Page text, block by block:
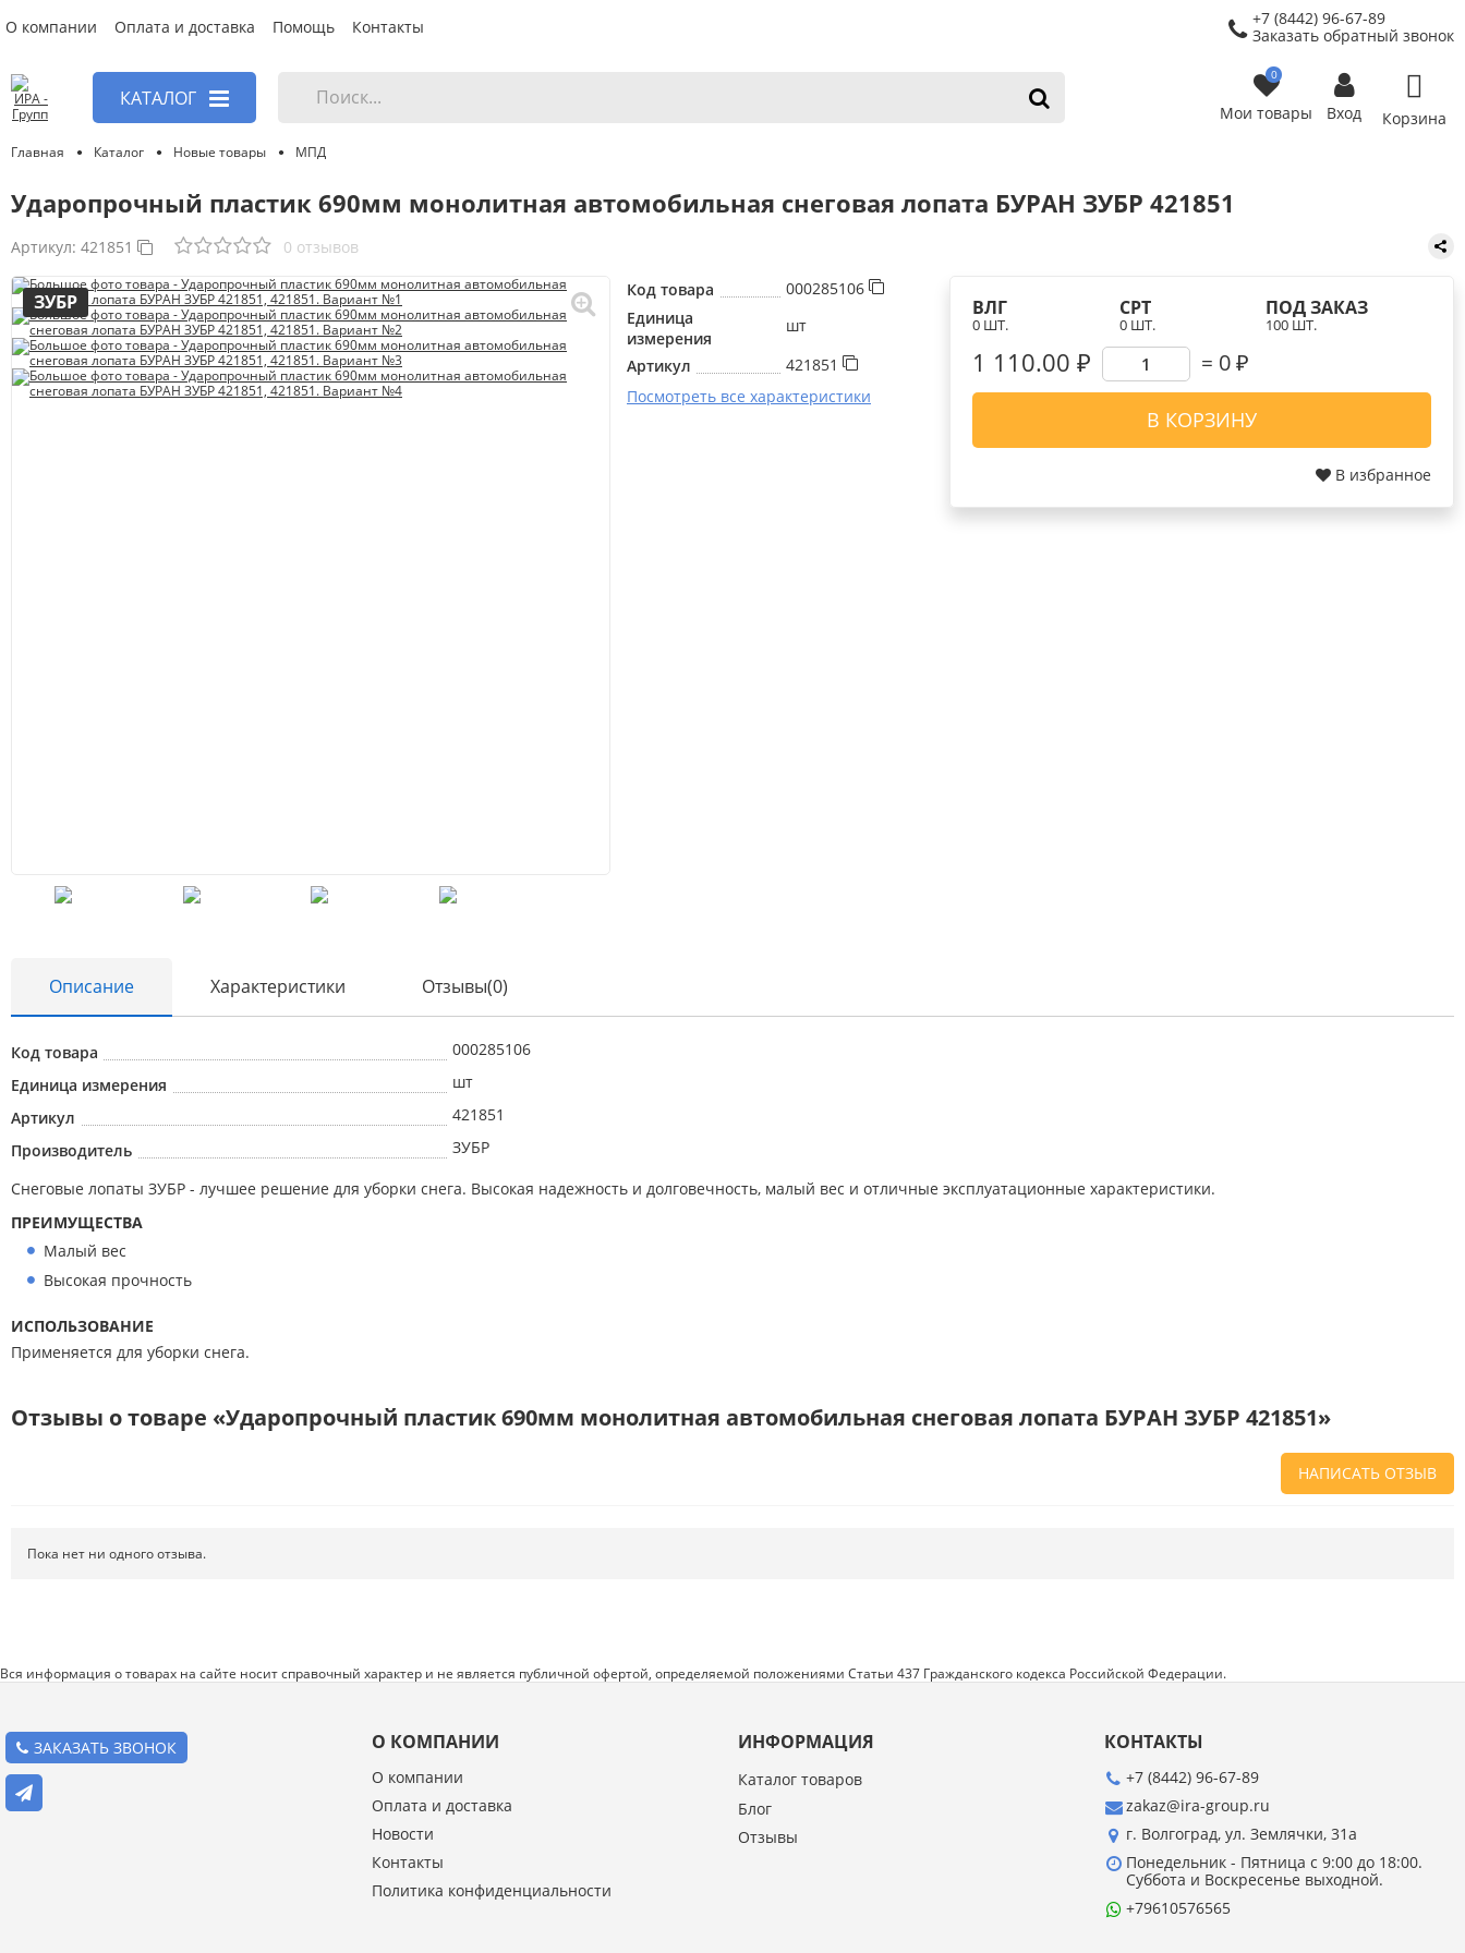
О компании Оплата и доставка Помощь Контакты
+7 (8442) 96-67-89
Заказать обратный звонок
КАТАЛОГ
Абразивные материалы
Автоаксессуары и принадлежности
Инструменты и оборудование
Электроинструмент
Клининг
Новые товары
Режущий инструмент
0
Мои товары Вход Корзина
Главная Каталог Новые товары МПД
Ударопрочный пластик 690мм монолитная автомобильная снеговая лопата БУРАН ЗУБР 421851
Артикул: 421851 0 отзывов
ЗУБР
Код товара
000285106
Единица
измерения
шт
Артикул
421851
Посмотреть все характеристики
ВЛГ
0 ШТ.
СРТ
0 ШТ.
ПОД ЗАКАЗ
100 ШТ.
1 110.00 ₽ 0₽
В КОРЗИНУ
В избранное
Описание Характеристики Отзывы(0)
Код товара
000285106
Единица измерения
шт
Артикул
421851
Производитель
ЗУБР
Снеговые лопаты ЗУБР - лучшее решение для уборки снега. Высокая надежность и долговечность, малый вес и отличные эксплуатационные характеристики.
ПРЕИМУЩЕСТВА
Малый вес
Высокая прочность
ИСПОЛЬЗОВАНИЕ
Применяется для уборки снега.
Отзывы о товаре «Ударопрочный пластик 690мм монолитная автомобильная снеговая лопата БУРАН ЗУБР 421851»
НАПИСАТЬ ОТЗЫВ
Доставка. Как был упакован товар?
Товар. Качественный? Какие его плюсы и
минусы?
Правила оформления отзывов
Пока нет ни одного отзыва.
Вся информация о товарах на сайте носит справочный характер и не является публичной офертой, определяемой положениями Статьи 437 Гражданского кодекса Российской Федерации.
ЗАКАЗАТЬ ЗВОНОК О КОМПАНИИ
О компании
Оплата и доставка
Новости
Контакты
Политика конфиденциальности
ИНФОРМАЦИЯ
Каталог товаров
Блог
Отзывы
КОНТАКТЫ
+7 (8442) 96-67-89
zakaz@ira-group.ru
г. Волгоград, ул. Землячки, 31а
Понедельник - Пятница с 9:00 до 18:00.
Суббота и Воскресенье выходной.
+79610576565